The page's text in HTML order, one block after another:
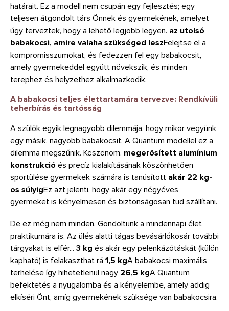
határait. Ez a modell nem csupán egy fejlesztés; egy
teljesen átgondolt társ Önnek és gyermekének, amelyet
úgy terveztek, hogy a lehető legjobb legyen. az utolsó
babakocsi, amire valaha szükséged leszFelejtse el a
kompromisszumokat, és fedezzen fel egy babakocsit,
amely gyermekeddel együtt növekszik, és minden
terephez és helyzethez alkalmazkodik.
A babakocsi teljes élettartamára tervezve: Rendkívüli
teherbírás és tartósság
A szülők egyik legnagyobb dilemmája, hogy mikor vegyünk
egy másik, nagyobb babakocsit. A Quantum modellel ez a
dilemma megszűnik. Köszönöm. megerősített alumínium
konstrukció és precíz kialakításának köszönhetően
sportülése gyermekek számára is tanúsított akár 22 kg-
os súlyigEz azt jelenti, hogy akár egy négyéves
gyermeket is kényelmesen és biztonságosan tud szállítani.
De ez még nem minden. Gondoltunk a mindennapi élet
praktikumára is. Az ülés alatti tágas bevásárlókosár további
tárgyakat is elfér... 3 kg és akár egy pelenkázótáskát (külön
kapható) is felakaszthat rá 1,5 kgA babakocsi maximális
terhelése így hihetetlenül nagy 26,5 kgA Quantum
befektetés a nyugalomba és a kényelembe, amely addig
elkíséri Önt, amíg gyermekének szüksége van babakocsira.